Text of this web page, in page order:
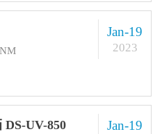
Jan-19
2023
UV-850 Jan-19